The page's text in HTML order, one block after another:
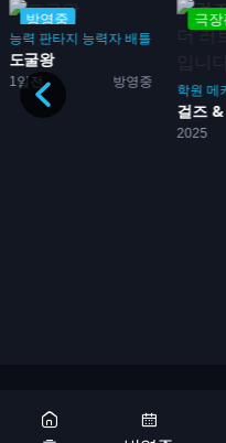
기
방영중
능력 판타지 능력자 배틀
1일전 방영중
도굴왕
극장
학원 메
2025
걸즈
Copyright 2026 © 애니어바